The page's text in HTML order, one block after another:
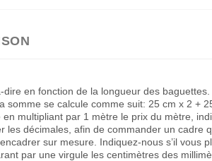
en fonction de la longueur des baguettes.
somme se calcule comme suit: 25 cm x 2 +
multipliant par 1 mètre le prix du mètre,
les décimales, afin de commander un cadre
sur mesure. Indiquez-nous s’il vous
par une virgule les centimètres des